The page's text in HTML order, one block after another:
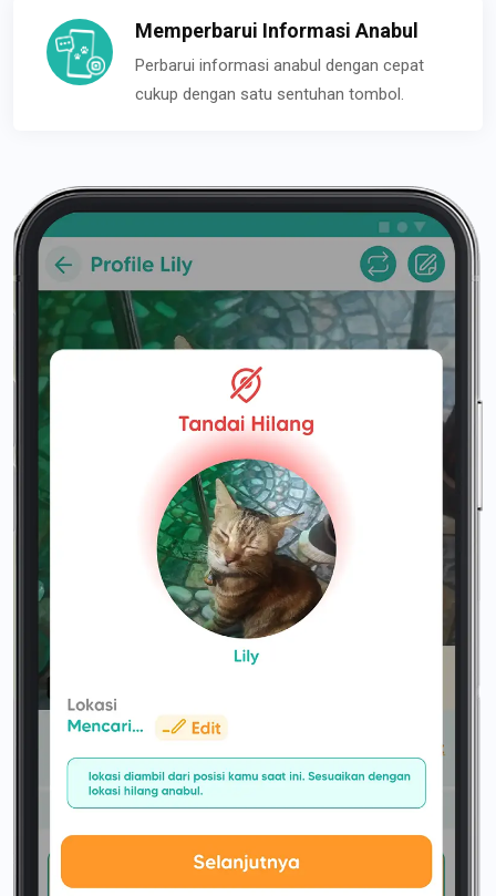
Memperbarui Informasi Anabul
Perbarui informasi anabul dengan cepat
cukup dengan satu sentuhan tombol.